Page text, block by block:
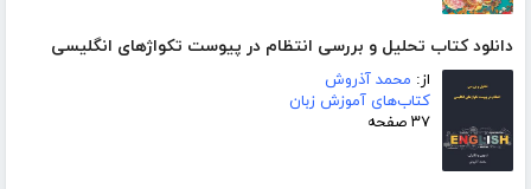
دانلود کتاب تحلیل و بررسی انتظام در پیوست تکواژهای انگلیسی
از: محمد آذروش
کتاب‌های آموزش زبان
۳۷ صفحه